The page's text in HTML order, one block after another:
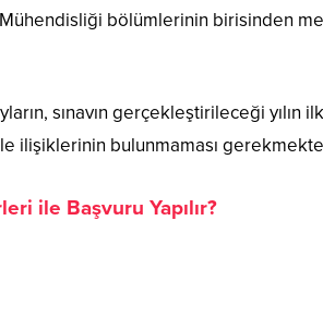
bölümlerinin birisinden
sınavın gerçekleştirileceği yılın
ilişiklerinin bulunmaması
ile Başvuru Yapılır?